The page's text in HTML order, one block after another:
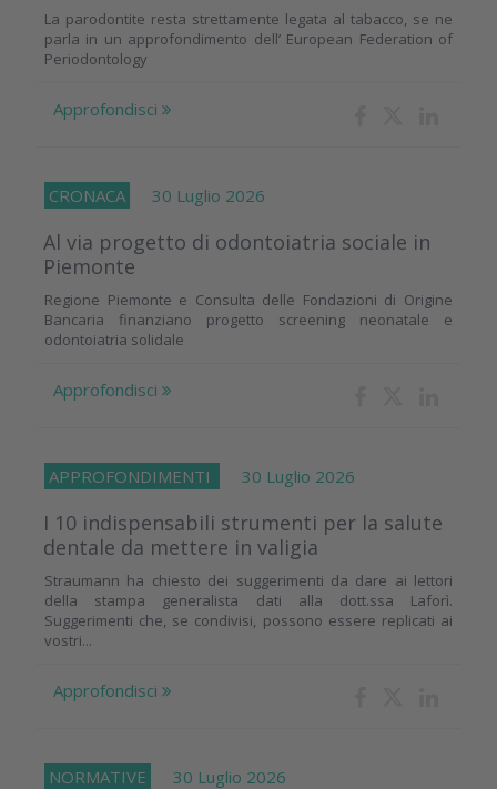
La parodontite resta strettamente legata al tabacco, se ne
parla in un approfondimento dell’ European Federation of
Periodontology
Approfondisci
CRONACA 30 Luglio 2026
Al via progetto di odontoiatria sociale in
Piemonte
Regione Piemonte e Consulta delle Fondazioni di Origine
Bancaria finanziano progetto screening neonatale e
odontoiatria solidale
Approfondisci
APPROFONDIMENTI 30 Luglio 2026
I 10 indispensabili strumenti per la salute
dentale da mettere in valigia
Straumann ha chiesto dei suggerimenti da dare ai lettori
della stampa generalista dati alla dott.ssa Laforì.
Suggerimenti che, se condivisi, possono essere replicati ai
vostri...
Approfondisci
NORMATIVE 30 Luglio 2026